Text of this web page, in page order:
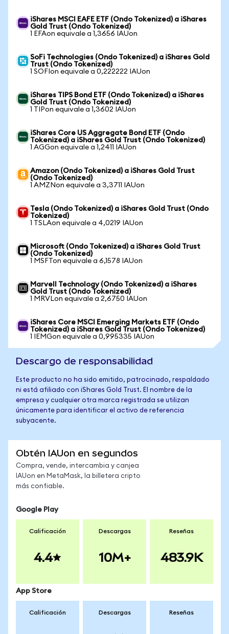
iShares MSCI EAFE ETF (Ondo Tokenized) a iShares
Gold Trust (Ondo Tokenized)
1 EFAon equivale a 1,3656 IAUon
SoFi Technologies (Ondo Tokenized) a iShares Gold
Trust (Ondo Tokenized)
1 SOFIon equivale a 0,222222 IAUon
iShares TIPS Bond ETF (Ondo Tokenized) a iShares
Gold Trust (Ondo Tokenized)
1 TIPon equivale a 1,3602 IAUon
iShares Core US Aggregate Bond ETF (Ondo
Tokenized) a iShares Gold Trust (Ondo Tokenized)
1 AGGon equivale a 1,2411 IAUon
Amazon (Ondo Tokenized) a iShares Gold Trust
(Ondo Tokenized)
1 AMZNon equivale a 3,3711 IAUon
Tesla (Ondo Tokenized) a iShares Gold Trust (Ondo
Tokenized)
1 TSLAon equivale a 4,0219 IAUon
Microsoft (Ondo Tokenized) a iShares Gold Trust
(Ondo Tokenized)
1 MSFTon equivale a 6,1578 IAUon
Marvell Technology (Ondo Tokenized) a iShares
Gold Trust (Ondo Tokenized)
1 MRVLon equivale a 2,6750 IAUon
iShares Core MSCI Emerging Markets ETF (Ondo
Tokenized) a iShares Gold Trust (Ondo Tokenized)
1 IEMGon equivale a 0,995335 IAUon
Descargo de responsabilidad
Este producto no ha sido emitido, patrocinado, respaldado
ni está afiliado con iShares Gold Trust. El nombre de la
empresa y cualquier otra marca registrada se utilizan
únicamente para identificar el activo de referencia
subyacente.
Obtén IAUon en segundos
Compra, vende, intercambia y canjea
IAUon en MetaMask, la billetera cripto
más confiable.
Google Play
Calificación
4.4
Descargas
10M+
Reseñas
483.9K
App Store
Calificación Descargas Reseñas